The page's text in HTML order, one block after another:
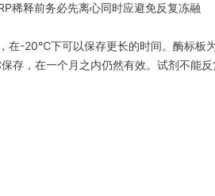
稀释前务必先离心同时应避免反复冻融
-20℃下可以保存更长的时间。酶标板
，在一个月之内仍然有效。试剂不能反